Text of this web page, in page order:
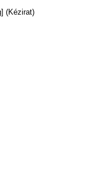
(Kézirat)